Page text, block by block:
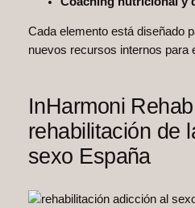
Cada elemento está diseñado
nuevos recursos internos para
InHarmoni
rehabilitación de
sexo España